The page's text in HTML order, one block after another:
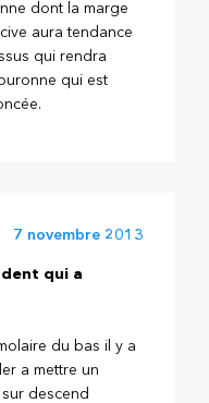
dont la marge
aura tendance
qui rendra
qui est
7 novembre 2013
qui a
du bas il y a
a mettre un
descend